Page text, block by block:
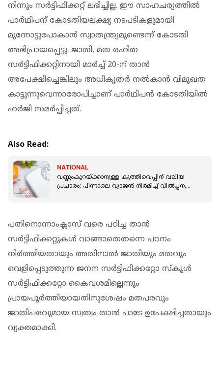
നിന്നും സർട്ടിഫിക്കറ്റ് ലഭിച്ചില്ല. ഈ സാഹചര്യത്തിൽ
പാർഥിപന് കോടതിയലക്ഷ്യ നടപടികളുമായി
മുന്നോട്ടുപോകാൻ സ്വാതന്ത്ര്യമുണ്ടെന്ന് കോടതി
അഭിപ്രായപ്പെട്ടു. ജാതി, മത രഹിത
സർട്ടിഫിക്കറ്റിനായി മാർച്ച് 20-ന് താൻ
അപേക്ഷിച്ചെങ്കിലും അധികൃതർ നൽകാൻ വിമുഖത
കാട്ടുന്നുവെന്നാരോപിച്ചാണ് പാർഥിപൻ കോടതിയിൽ
ഹർജി സമർപ്പിച്ചത്.
Also Read:
NATIONAL
വണ്ണംകുറയ്ക്കാനുള്ള കുത്തിവെപ്പിന് വലിയ
പ്രചാരം; പിന്നാലെ വ്യാജൻ നിർമിച്ച് വില്‍പ്പന,
പതിനൊന്നാംക്ലാസ് വരെ പഠിച്ച താൻ
സർട്ടിഫിക്കറ്റുകൾ വാങ്ങാതെതന്നെ പഠനം
നിർത്തിയതായും അതിനാൽ ജാതിയും മതവും
വെളിപ്പെടുത്തുന്ന ജനന സർട്ടിഫിക്കറ്റോ സ്‌കൂൾ
സർട്ടിഫിക്കറ്റോ കൈവശമില്ലെന്നും
പ്രായപൂർത്തിയായതിനുശേഷം മതപരവും
ജാതിപരവുമായ സ്വത്വം താൻ പാടേ ഉപേക്ഷിച്ചതായും
വ്യക്തമാക്കി.